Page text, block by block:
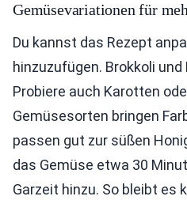
Gemüsevariationen für
Du kannst das Rezept
hinzuzufügen. Brokkoli
Probiere auch Karotten
Gemüsesorten bringen
passen gut zur süßen
das Gemüse etwa 30
Garzeit hinzu. So bleibt es